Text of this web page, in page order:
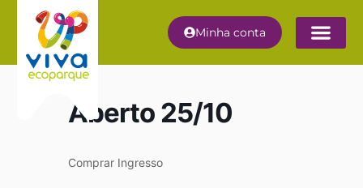
Minha conta
Aberto 25/10
Comprar Ingresso